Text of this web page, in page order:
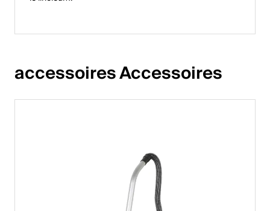
accessoires Accessoires